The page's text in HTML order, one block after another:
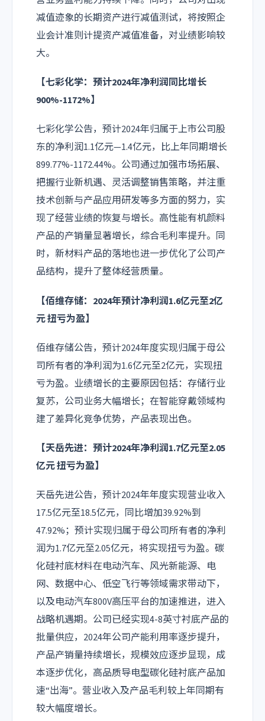
减值迹象的长期资产进行减值测试，将按照企
业会计准则计提资产减值准备，对业绩影响较
大。
【七彩化学：预计2024年净利润同比增长
900%-1172%】
七彩化学公告，预计2024年归属于上市公司股
东的净利润1.1亿元—1.4亿元，比上年同期增长
899.77%-1172.44%。公司通过加强市场拓展、
把握行业新机遇、灵活调整销售策略，并注重
技术创新与产品应用研发等多方面的努力，实
现了经营业绩的恢复与增长。高性能有机颜料
产品的产销量显著增长，综合毛利率提升。同
时，新材料产品的落地也进一步优化了公司产
品结构，提升了整体经营质量。
【佰维存储：2024年预计净利润1.6亿元至2亿
元 扭亏为盈】
佰维存储公告，预计2024年度实现归属于母公
司所有者的净利润为1.6亿元至2亿元，实现扭
亏为盈。业绩增长的主要原因包括：存储行业
复苏，公司业务大幅增长；在智能穿戴领域构
建了差异化竞争优势，产品表现出色。
【天岳先进：预计2024年净利润1.7亿元至2.05
亿元 扭亏为盈】
天岳先进公告，预计2024年年度实现营业收入
17.5亿元至18.5亿元，同比增加39.92%到
47.92%；预计实现归属于母公司所有者的净利
润为1.7亿元至2.05亿元，将实现扭亏为盈。碳
化硅衬底材料在电动汽车、风光新能源、电
网、数据中心、低空飞行等领域需求带动下，
以及电动汽车800V高压平台的加速推进，进入
战略机遇期。公司已经实现4-8英寸衬底产品的
批量供应，2024年公司产能利用率逐步提升，
产品产销量持续增长，规模效应逐步显现，成
本逐步优化，高品质导电型碳化硅衬底产品加
速“出海”。营业收入及产品毛利较上年同期有
较大幅度增长。